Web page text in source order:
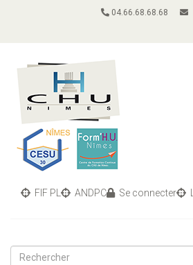
04.66.68.68.68
FIF PL ANDPC Se connecter